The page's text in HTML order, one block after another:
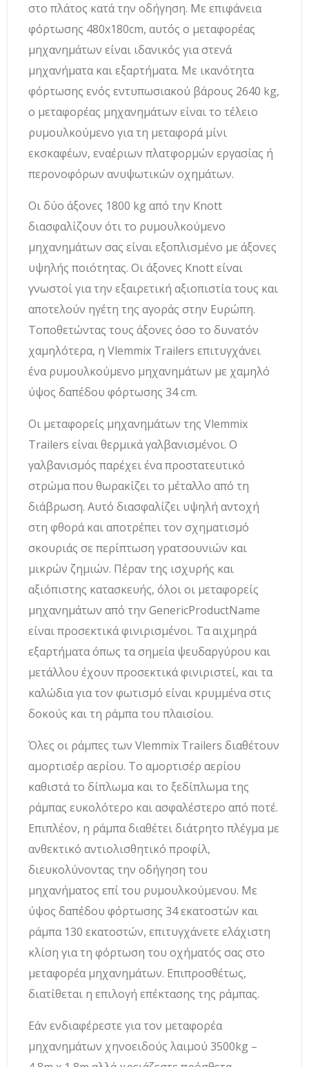
στο πλάτος κατά την οδήγηση. Με επιφάνεια
φόρτωσης 480x180cm, αυτός ο μεταφορέας
μηχανημάτων είναι ιδανικός για στενά
μηχανήματα και εξαρτήματα. Με ικανότητα
φόρτωσης ενός εντυπωσιακού βάρους 2640 kg,
ο μεταφορέας μηχανημάτων είναι το τέλειο
ρυμουλκούμενο για τη μεταφορά μίνι
εκσκαφέων, εναέριων πλατφορμών εργασίας ή
περονοφόρων ανυψωτικών οχημάτων.
Οι δύο άξονες 1800 kg από την Knott
διασφαλίζουν ότι το ρυμουλκούμενο
μηχανημάτων σας είναι εξοπλισμένο με άξονες
υψηλής ποιότητας. Οι άξονες Knott είναι
γνωστοί για την εξαιρετική αξιοπιστία τους και
αποτελούν ηγέτη της αγοράς στην Ευρώπη.
Τοποθετώντας τους άξονες όσο το δυνατόν
χαμηλότερα, η Vlemmix Trailers επιτυγχάνει
ένα ρυμουλκούμενο μηχανημάτων με χαμηλό
ύψος δαπέδου φόρτωσης 34 cm.
Οι μεταφορείς μηχανημάτων της Vlemmix
Trailers είναι θερμικά γαλβανισμένοι. Ο
γαλβανισμός παρέχει ένα προστατευτικό
στρώμα που θωρακίζει το μέταλλο από τη
διάβρωση. Αυτό διασφαλίζει υψηλή αντοχή
στη φθορά και αποτρέπει τον σχηματισμό
σκουριάς σε περίπτωση γρατσουνιών και
μικρών ζημιών. Πέραν της ισχυρής και
αξιόπιστης κατασκευής, όλοι οι μεταφορείς
μηχανημάτων από την GenericProductName
είναι προσεκτικά φινιρισμένοι. Τα αιχμηρά
εξαρτήματα όπως τα σημεία ψευδαργύρου και
μετάλλου έχουν προσεκτικά φινιριστεί, και τα
καλώδια για τον φωτισμό είναι κρυμμένα στις
δοκούς και τη ράμπα του πλαισίου.
Όλες οι ράμπες των Vlemmix Trailers διαθέτουν
αμορτισέρ αερίου. Το αμορτισέρ αερίου
καθιστά το δίπλωμα και το ξεδίπλωμα της
ράμπας ευκολότερο και ασφαλέστερο από ποτέ.
Επιπλέον, η ράμπα διαθέτει διάτρητο πλέγμα με
ανθεκτικό αντιολισθητικό προφίλ,
διευκολύνοντας την οδήγηση του
μηχανήματος επί του ρυμουλκούμενου. Με
ύψος δαπέδου φόρτωσης 34 εκατοστών και
ράμπα 130 εκατοστών, επιτυγχάνετε ελάχιστη
κλίση για τη φόρτωση του οχήματός σας στο
μεταφορέα μηχανημάτων. Επιπροσθέτως,
διατίθεται η επιλογή επέκτασης της ράμπας.
Εάν ενδιαφέρεστε για τον μεταφορέα
μηχανημάτων χηνοειδούς λαιμού 3500kg –